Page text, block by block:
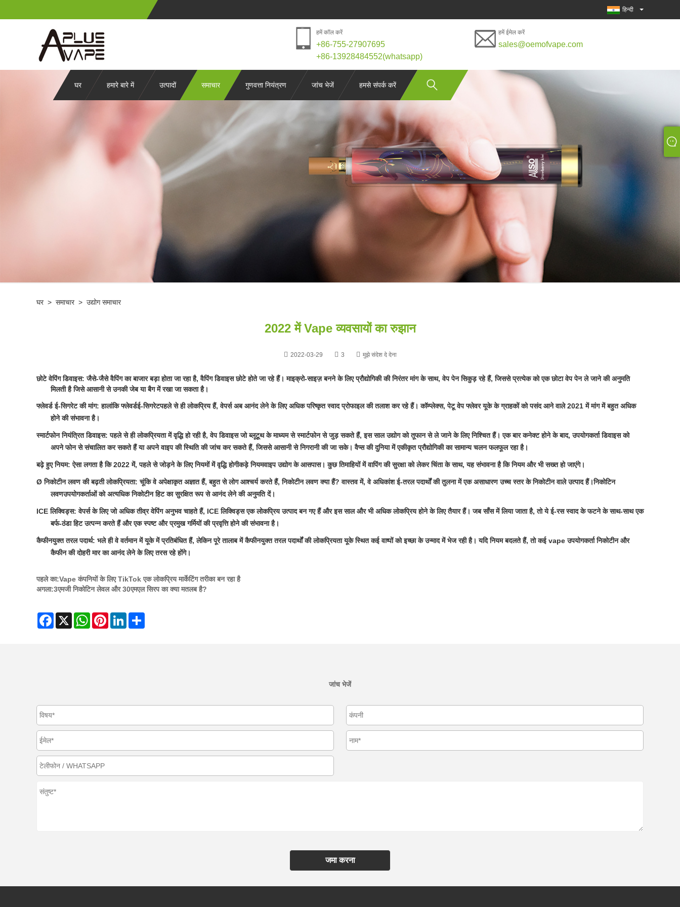
हिन्दी
हमें कॉल करें
+86-755-27907695
+86-13928484552(whatsapp)
हमें ईमेल करें
sales@oemofvape.com
घर हमारे बारे में उत्पादों समाचार गुणवत्ता नियंत्रण जांच भेजें हमसे संपर्क करें
घर > समाचार > उद्योग समाचार
2022 में Vape व्यवसायों का रुझान
2022-03-29 3 मुझे संदेश दे देना
छोटे वेपिंग डिवाइस: जैसे-जैसे वैपिंग का बाजार बड़ा होता जा रहा है, वैपिंग डिवाइस छोटे होते जा रहे हैं। माइक्रो-साइज़ बनने के लिए प्रौद्योगिकी की निरंतर मांग के साथ, वेप पेन सिकुड़ रहे हैं, जिससे प्रत्येक को एक छोटा वेप पेन ले जाने की अनुमति
मिलती है जिसे आसानी से उनकी जेब या बैग में रखा जा सकता है।
फ्लेवर्ड ई-सिगरेट की मांग: हालांकि फ्लेवर्डई-सिगरेटपहले से ही लोकप्रिय हैं, वेपर्स अब आनंद लेने के लिए अधिक परिष्कृत स्वाद प्रोफाइल की तलाश कर रहे हैं। कॉम्प्लेक्स, पेटू वेप फ्लेवर यूके के ग्राहकों को पसंद आने वाले 2021 में मांग में बहुत अधिक
होने की संभावना है।
स्मार्टफोन नियंत्रित डिवाइस: पहले से ही लोकप्रियता में वृद्धि हो रही है, वेप डिवाइस जो ब्लूटूथ के माध्यम से स्मार्टफोन से जुड़ सकते हैं, इस साल उद्योग को तूफान से ले जाने के लिए निश्चित हैं। एक बार कनेक्ट होने के बाद, उपयोगकर्ता डिवाइस को
अपने फोन से संचालित कर सकते हैं या अपने वाइप की स्थिति की जांच कर सकते हैं, जिससे आसानी से निगरानी की जा सके। वैप्स की दुनिया में एकीकृत प्रौद्योगिकी का सामान्य चलन फलफूल रहा है।
बढ़े हुए नियम: ऐसा लगता है कि 2022 में, पहले से जोड़ने के लिए नियमों में वृद्धि होगीकड़े नियमवाइप उद्योग के आसपास। कुछ तिमाहियों में वापिंग की सुरक्षा को लेकर चिंता के साथ, यह संभावना है कि नियम और भी सख्त हो जाएंगे।
Ø निकोटीन लवण की बढ़ती लोकप्रियता: चूंकि वे अपेक्षाकृत अज्ञात हैं, बहुत से लोग आश्चर्य करते हैं, निकोटीन लवण क्या हैं? वास्तव में, वे अधिकांश ई-तरल पदार्थों की तुलना में एक असाधारण उच्च स्तर के निकोटीन वाले उत्पाद हैं।निकोटिन
लवणउपयोगकर्ताओं को अत्यधिक निकोटीन हिट का सुरक्षित रूप से आनंद लेने की अनुमति दें।
ICE लिक्विड्स: वेपर्स के लिए जो अधिक तीव्र वेपिंग अनुभव चाहते हैं, ICE लिक्विड्स एक लोकप्रिय उत्पाद बन गए हैं और इस साल और भी अधिक लोकप्रिय होने के लिए तैयार हैं। जब साँस में लिया जाता है, तो ये ई-रस स्वाद के फटने के साथ-साथ एक
बर्फ-ठंडा हिट उत्पन्न करते हैं और एक स्पष्ट और प्रमुख गर्मियों की प्रवृत्ति होने की संभावना है।
कैफीनयुक्त तरल पदार्थ: भले ही वे वर्तमान में यूके में प्रतिबंधित हैं, लेकिन पूरे तालाब में कैफीनयुक्त तरल पदार्थों की लोकप्रियता यूके स्थित कई वाष्पों को इच्छा के उन्माद में भेज रही है। यदि नियम बदलते हैं, तो कई vape उपयोगकर्ता निकोटीन और
कैफीन की दोहरी मार का आनंद लेने के लिए तरस रहे होंगे।
पहले का:Vape कंपनियों के लिए TikTok एक लोकप्रिय मार्केटिंग तरीका बन रहा है
अगला:3एमजी निकोटिन लेवल और 30एमएल सिरप का क्या मतलब है?
Facebook WhatsAppPinterestLinkedIn
जांच भेजें
जमा करना